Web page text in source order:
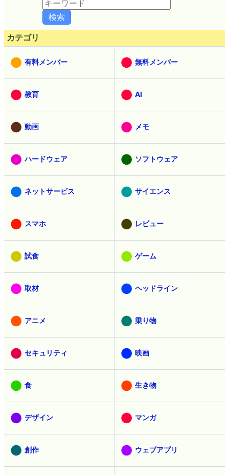
カテゴリ
有料メンバー 無料メンバー
教育 AI
動画 メモ
ハードウェア ソフトウェア
ネットサービス サイエンス
スマホ レビュー
試食 ゲーム
取材 ヘッドライン
アニメ 乗り物
セキュリティ 映画
食 生き物
デザイン マンガ
創作 ウェブアプリ